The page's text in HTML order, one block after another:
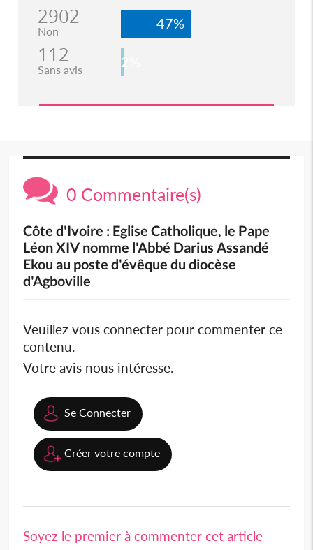
2902
Non 47%
112
Sans avis 2%
0 Commentaire(s)
Côte d'Ivoire : Eglise Catholique, le Pape
Léon XIV nomme l'Abbé Darius Assandé
Ekou au poste d'évêque du diocèse
d'Agboville
Veuillez vous connecter pour commenter ce
contenu.
Votre avis nous intéresse.
Se Connecter
Créer votre compte
Soyez le premier à commenter cet article